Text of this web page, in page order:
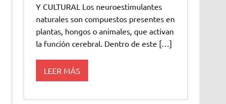
Y CULTURAL Los neuroestimulantes
naturales son compuestos presentes en
plantas, hongos o animales, que activan
la función cerebral. Dentro de este […]
LEER MÁS